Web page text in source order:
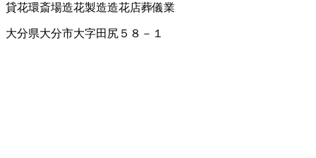
貸花環斎場造花製造造花店葬儀業
大分県大分市大字田尻５８－１